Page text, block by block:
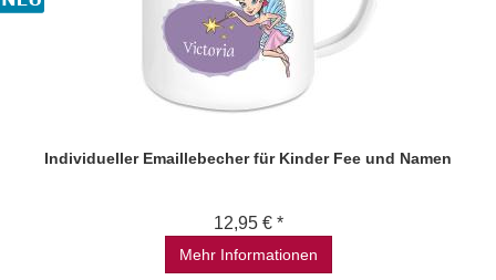
Individueller Emaillebecher für Kinder Fee und Namen
12,95 € *
Mehr Informationen